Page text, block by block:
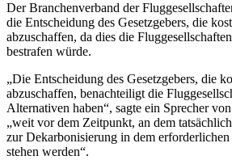
Der Branchenverband der
die Entscheidung des Gesetzgebers, die
abzuschaffen, da dies die
bestrafen würde.
„Die Entscheidung des Gesetzgebers, die
abzuschaffen, benachteiligt die
Alternativen haben“, sagte ein Sprecher
„weit vor dem Zeitpunkt, an dem
zur Dekarbonisierung in dem
stehen werden“.